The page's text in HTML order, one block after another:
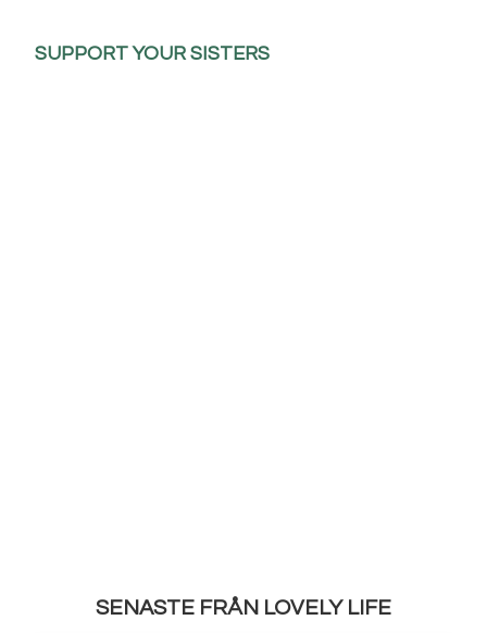
SUPPORT YOUR SISTERS
SENASTE FRÅN LOVELY LIFE